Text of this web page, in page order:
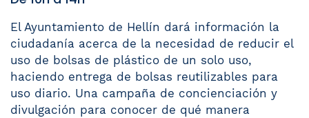
El Ayuntamiento de Hellín dará información la
ciudadanía acerca de la necesidad de reducir el
uso de bolsas de plástico de un solo uso,
haciendo entrega de bolsas reutilizables para
uso diario. Una campaña de concienciación y
divulgación para conocer de qué manera